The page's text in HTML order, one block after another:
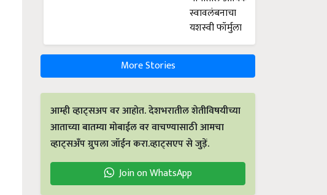
More Stories
आम्ही व्हाट्सअप वर आहोत. देशभरातील शेतीविषयीच्या
आताच्या बातम्या मोबाईल वर वाचण्यासाठी आमचा
व्हाट्सअँप ग्रुपला जॉईन करा.व्हाट्सएप से जुड़ें.
Join on WhatsApp